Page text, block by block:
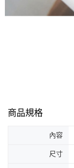
商品規格
內容
尺寸